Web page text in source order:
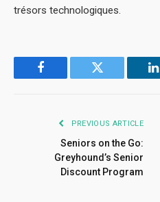
trésors technologiques.
Facebook Twitter
PREVIOUS ARTICLE
Seniors on the Go:
Greyhound’s Senior
Discount Program